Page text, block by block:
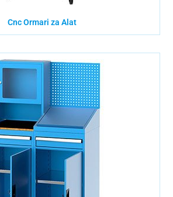
Cnc Ormari za Alat